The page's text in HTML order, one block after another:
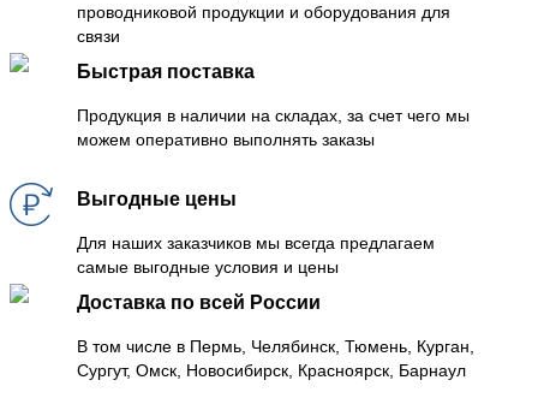
проводниковой продукции и оборудования для
связи
Быстрая поставка
Продукция в наличии на складах, за счет чего мы
можем оперативно выполнять заказы
Выгодные цены
Для наших заказчиков мы всегда предлагаем
самые выгодные условия и цены
Доставка по всей России
В том числе в Пермь, Челябинск, Тюмень, Курган,
Сургут, Омск, Новосибирск, Красноярск, Барнаул